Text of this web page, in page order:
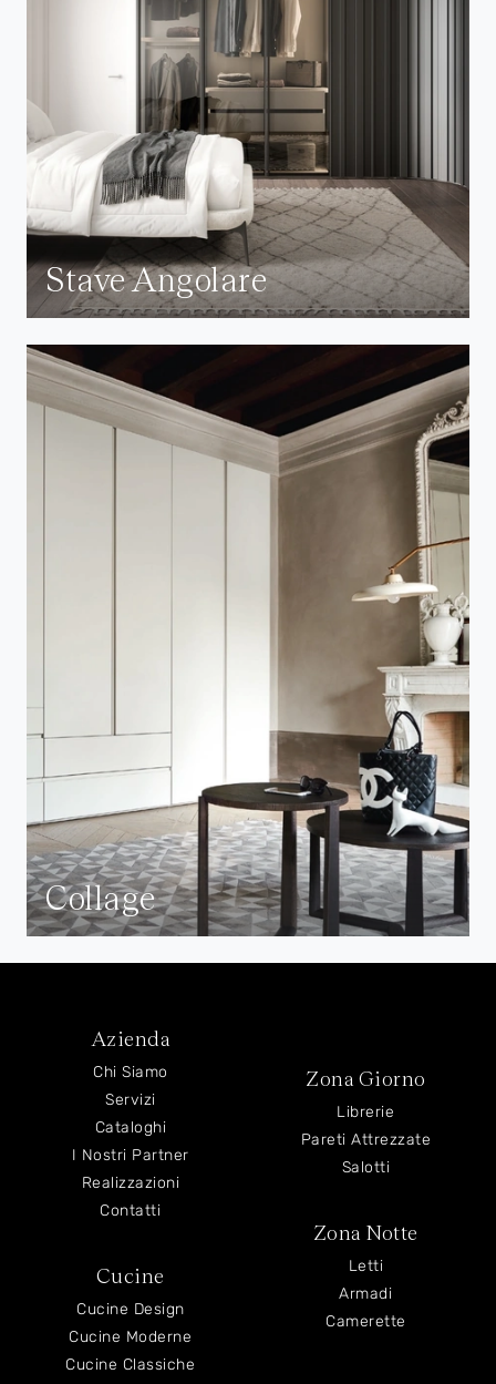
Stave Angolare
Collage
Azienda
Chi Siamo
Servizi
Cataloghi
I Nostri Partner
Realizzazioni
Contatti
Cucine
Cucine Design
Cucine Moderne
Cucine Classiche
Zona Giorno
Librerie
Pareti Attrezzate
Salotti
Zona Notte
Letti
Armadi
Camerette